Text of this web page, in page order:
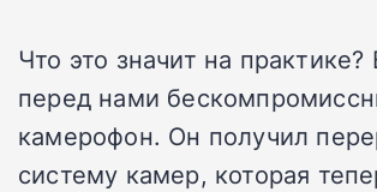
Что это значит на
перед нами
камерофон. Он получил
систему камер, которая